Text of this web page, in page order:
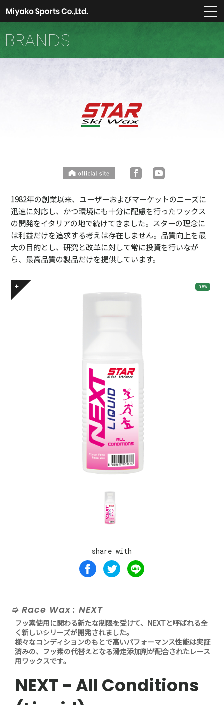
BRANDS
1982年の創業以来、ユーザーおよびマーケットのニーズに
迅速に対応し、かつ環境にも十分に配慮を行ったワックス
の開発をイタリアの地で続けてきました。スターの理念に
は利益だけを追求する考えは存在しません。品質向上を最
大の目的とし、研究と改革に対して常に投資を行いなが
ら、最高品質の製品だけを提供しています。
new
share with
Race Wax : NEXT
フッ素使用に関わる新たな制限を受けて、NEXTと呼ばれる全
く新しいシリーズが開発されました。
様々なコンディションのもとで高いパフォーマンス性能は実証
済みの、フッ素の代替えとなる滑走添加剤が配合されたレース
用ワックスです。
NEXT - All Conditions